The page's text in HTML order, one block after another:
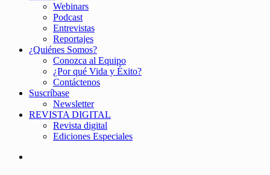
Webinars
Podcast
Entrevistas
Reportajes
¿Quiénes Somos?
Conozca al Equipo
¿Por qué Vida y Éxito?
Contáctenos
Suscríbase
Newsletter
REVISTA DIGITAL
Revista digital
Ediciones Especiales